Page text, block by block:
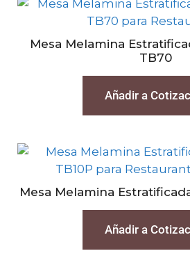
Mesa Melamina
TB70
Añadir a
Mesa Melamina
Añadir a